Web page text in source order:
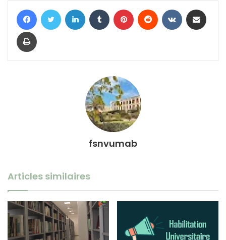
FacebookTwitter Linkedin Tumblr Pinterest Reddit VKontakte
Imprimer
fsnvumab
Articles similaires